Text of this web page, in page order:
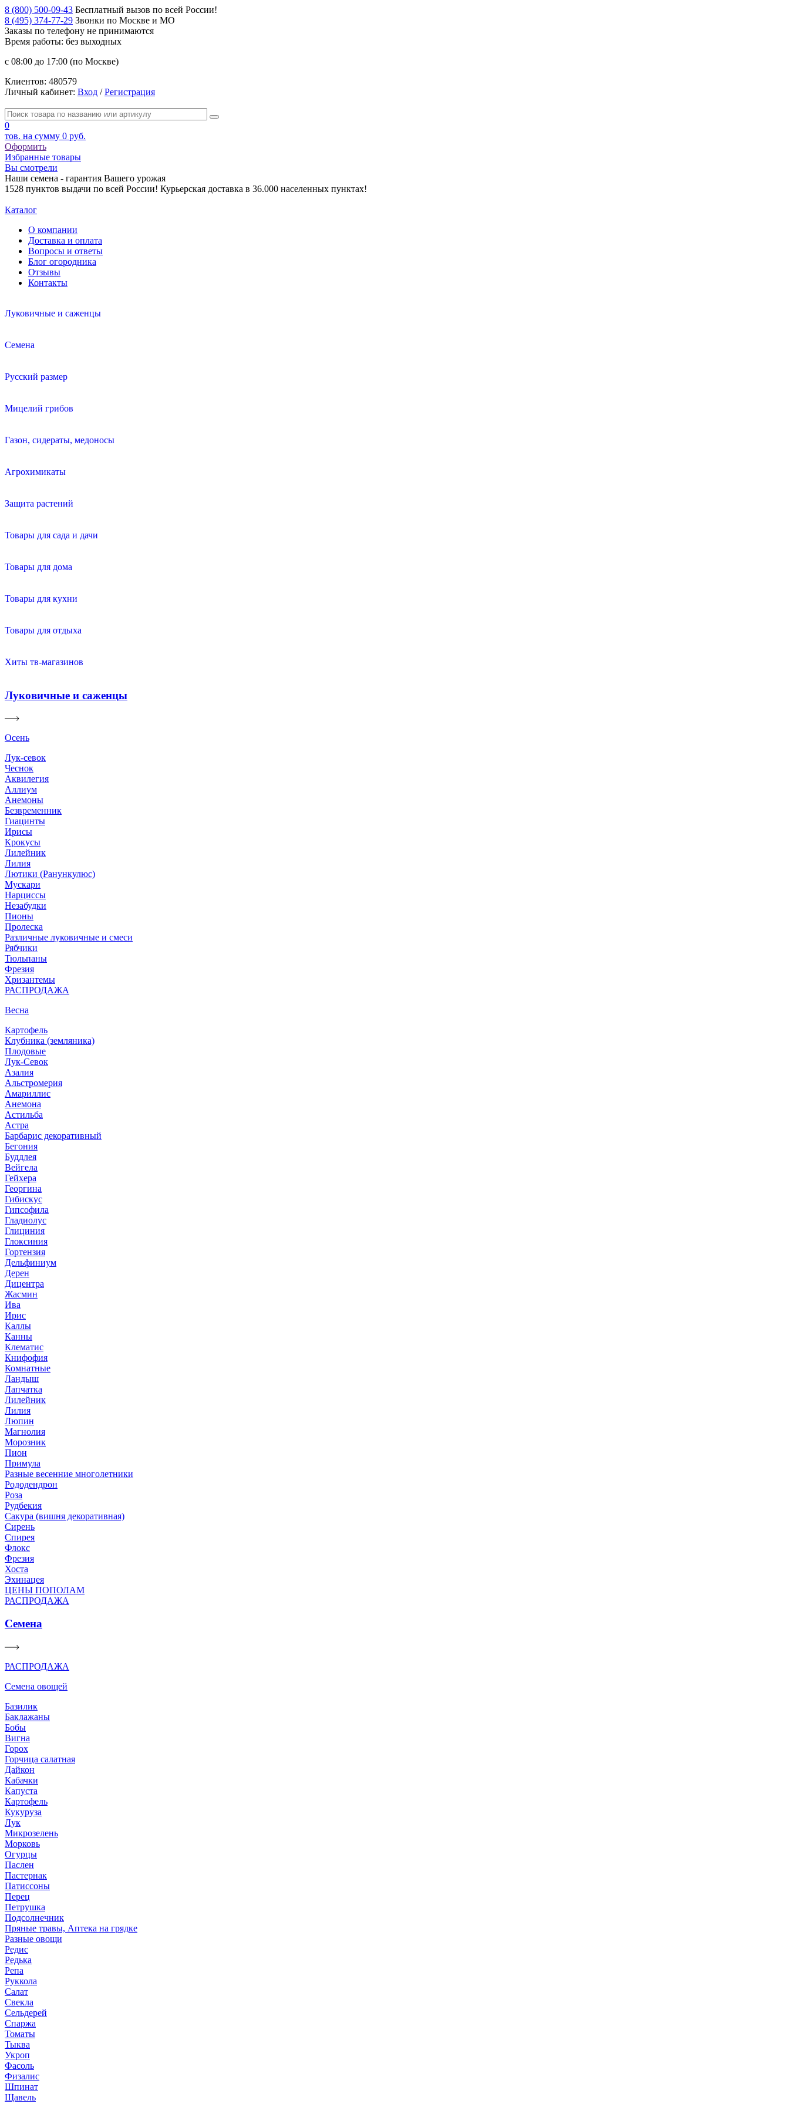
8 (800) 500-09-43 Бесплатный вызов по всей России!
8 (495) 374-77-29 Звонки по Москве и МО
Заказы по телефону не принимаются
Время работы: без выходных
с 08:00 до 17:00 (по Москве)
Клиентов: 480579
Личный кабинет: Вход /Регистрация
0
тов. на сумму 0 руб.
Оформить
Избранные товары
Вы смотрели
Наши семена - гарантия Вашего урожая
1528 пунктов выдачи по всей России! Курьерская доставка в 36.000 населенных пунктах!
Каталог
О компании
Доставка и оплата
Вопросы и ответы
Блог огородника
Отзывы
Контакты
Луковичные и саженцы
Семена
Русский размер
Мицелий грибов
Газон, сидераты, медоносы
Агрохимикаты
Защита растений
Товары для сада и дачи
Товары для дома
Товары для кухни
Товары для отдыха
Хиты тв-магазинов
Луковичные и саженцы
Осень
Лук-севок
Чеснок
Аквилегия
Аллиум
Анемоны
Безвременник
Гиацинты
Ирисы
Крокусы
Лилейник
Лилия
Лютики (Ранункулюс)
Мускари
Нарцисcы
Незабудки
Пионы
Пролеска
Различные луковичные и смеси
Рябчики
Тюльпаны
Фрезия
Хризантемы
РАСПРОДАЖА
Весна
Картофель
Клубника (земляника)
Плодовые
Лук-Севок
Азалия
Альстромерия
Амариллис
Анемона
Астильба
Астра
Барбарис декоративный
Бегония
Буддлея
Вейгела
Гейхера
Георгина
Гибискус
Гипсофила
Гладиолус
Глициния
Глоксиния
Гортензия
Дельфиниум
Дерен
Дицентра
Жасмин
Ива
Ирис
Каллы
Канны
Клематис
Книфофия
Комнатные
Ландыш
Лапчатка
Лилейник
Лилия
Люпин
Магнолия
Морозник
Пион
Примула
Разные весенние многолетники
Рододендрон
Роза
Рудбекия
Сакура (вишня декоративная)
Сирень
Спирея
Флокс
Фрезия
Хоста
Эхинацея
ЦЕНЫ ПОПОЛАМ
РАСПРОДАЖА
Семена
РАСПРОДАЖА
Семена овощей
Базилик
Баклажаны
Бобы
Вигна
Горох
Горчица салатная
Дайкон
Кабачки
Капуста
Картофель
Кукуруза
Лук
Микрозелень
Морковь
Огурцы
Паслен
Пастернак
Патиссоны
Перец
Петрушка
Подсолнечник
Пряные травы, Аптека на грядке
Разные овощи
Редис
Редька
Репа
Руккола
Салат
Свекла
Сельдерей
Спаржа
Томаты
Тыква
Укроп
Фасоль
Физалис
Шпинат
Щавель